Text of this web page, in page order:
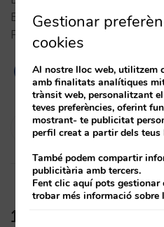
Espanyol Europeu.
1
César López
23/04/2012
1er semestre 2009:
Gestionar
cookies
Al nostre lloc web, utilitzem
amb finalitats analítiques
trànsit web, personalitzant
teves preferències, oferint
mostrant- te publicitat
perfil creat a partir dels teus
També podem compartir
publicitària amb tercers.
Fent clic aquí pots gestionar
trobar més informació sobre